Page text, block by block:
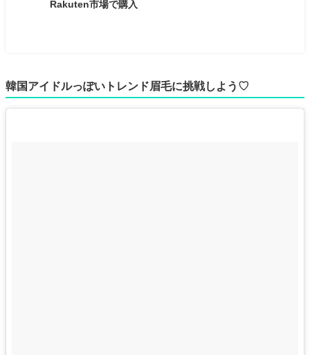
Rakuten市場で購入
韓国アイドルっぽいトレンド眉毛に挑戦しよう♡